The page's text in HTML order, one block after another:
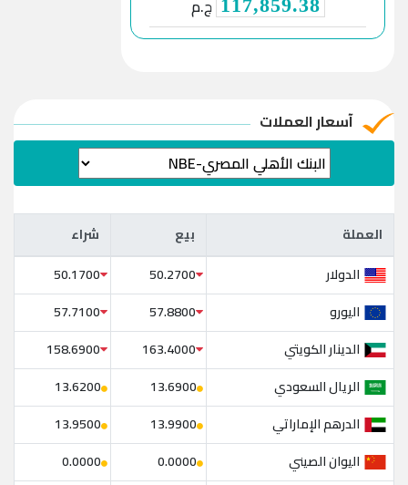
117,859.38 ج.م
آسعار العملات
العملة بيع شراء العملة بيع
شراء
الدولار
50.2700
50.1700
اليورو
57.8800
57.7100
الدينار الكويتي
163.4000
158.6900
الريال السعودي
13.6900
13.6200
الدرهم الإماراتي
13.9900
13.9500
اليوان الصيني
0.0000
0.0000